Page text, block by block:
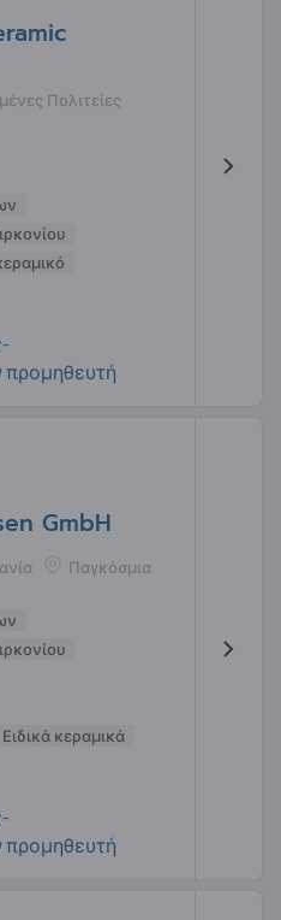
Πολιτείες
προμηθευτή
GmbH
Παγκόσμια
Ειδικά κεραμικά
προμηθευτή